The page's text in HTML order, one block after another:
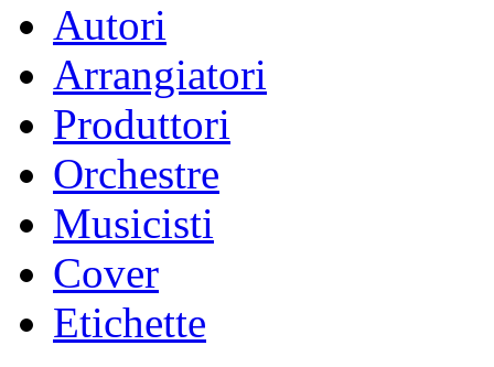
Autori
Arrangiatori
Produttori
Orchestre
Musicisti
Cover
Etichette